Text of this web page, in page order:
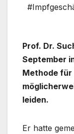
Prof. Dr.
September
Methode
leiden.
Er hatte